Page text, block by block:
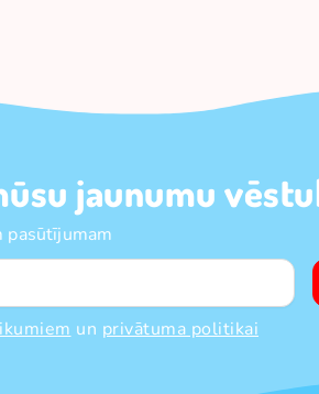
jaunumu
pasūtījumam
un privātuma politikai